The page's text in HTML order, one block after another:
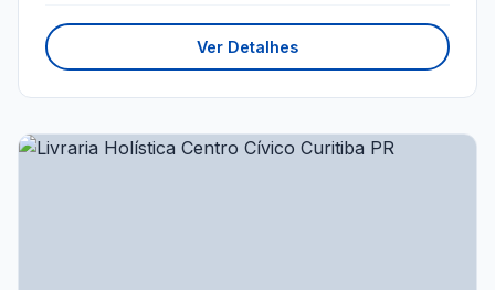
Ver Detalhes